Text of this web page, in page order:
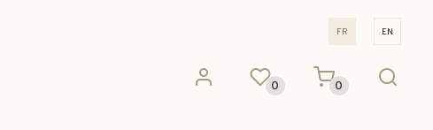
fr en
0 0